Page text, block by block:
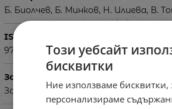
Б. Биолчев, Б. Минков, Н. Илиева, В.
ISBN
9786192154240
За деца на възраст
За ученици в 10 клас
Този уебсайт
бисквитки
Ние използваме бисквитки,
персонализираме